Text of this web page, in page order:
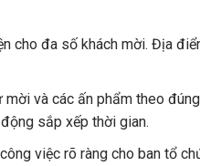
cho đa số khách mời. Địa
và các ấn phẩm theo
sắp xếp thời gian.
việc rõ ràng cho ban tổ